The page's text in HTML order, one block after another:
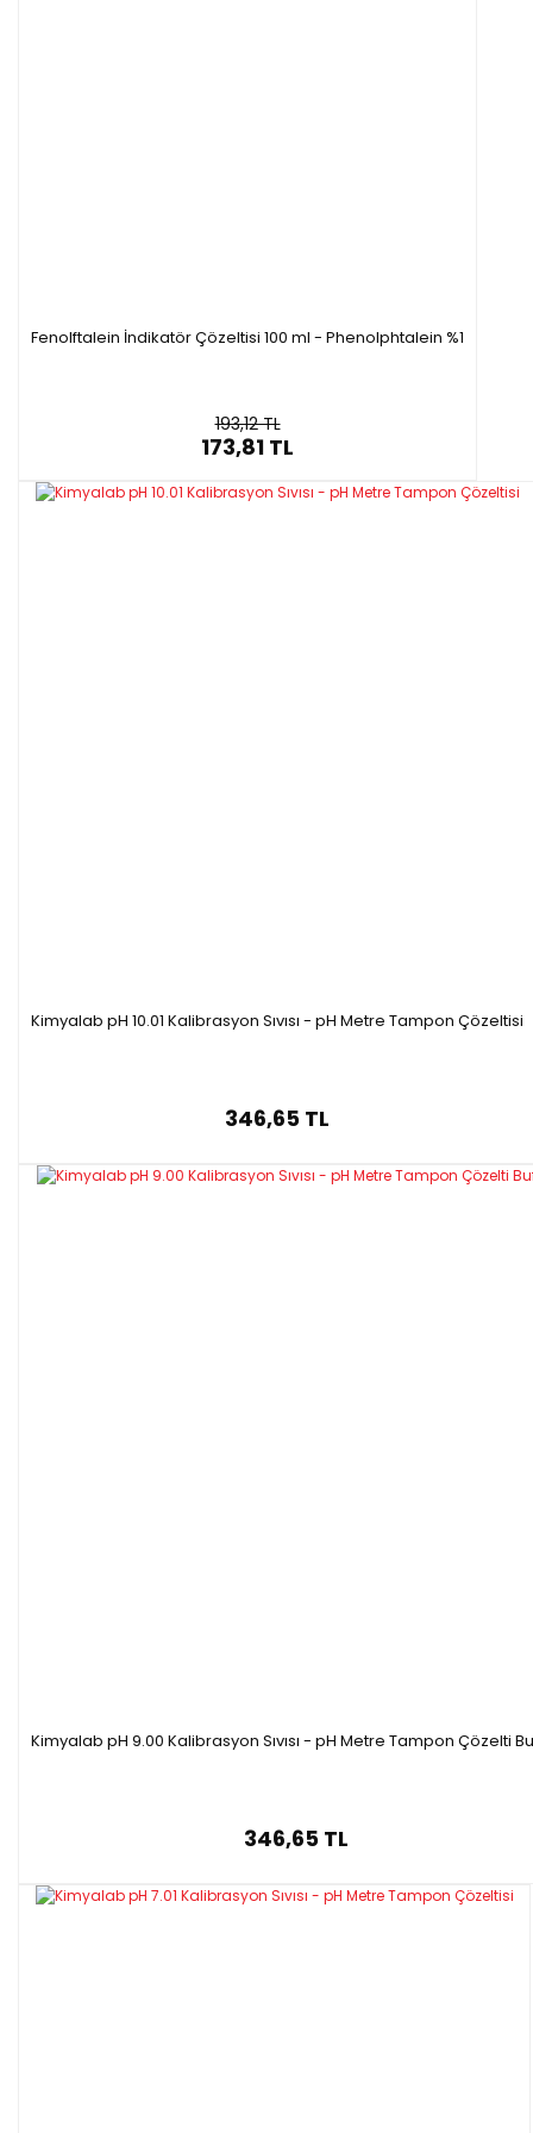
Fenolftalein İndikatör Çözeltisi 100 ml - Phenolphtalein %1
193,12 TL
173,81 TL
Kimyalab pH 10.01 Kalibrasyon Sıvısı - pH Metre Tampon Çözeltisi
346,65 TL
Kimyalab pH 9.00 Kalibrasyon Sıvısı - pH Metre Tampon Çözelti
346,65 TL